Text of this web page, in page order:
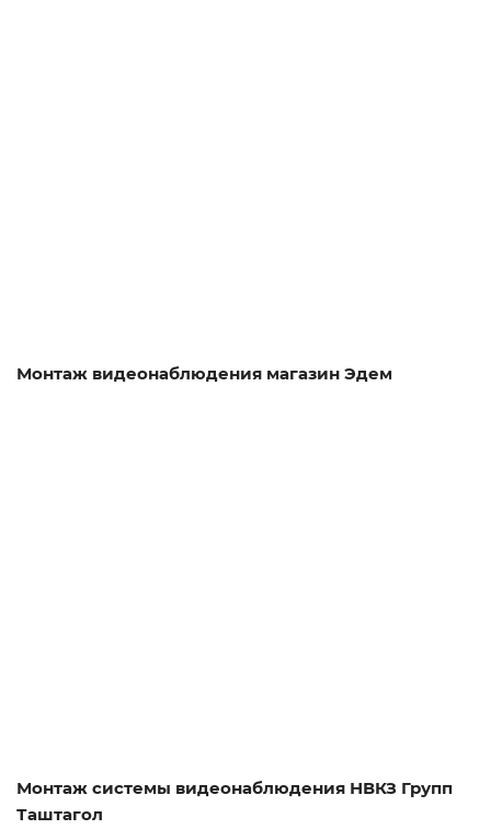
Монтаж видеонаблюдения магазин Эдем
Монтаж системы видеонаблюдения НВКЗ Групп
Таштагол